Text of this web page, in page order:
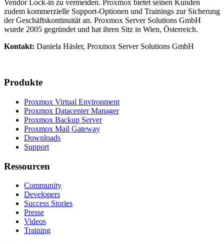
Vendor Lock-in zu vermeiden. Proxmox bietet seinen Kunden
zudem kommerzielle Support-Optionen und Trainings zur Sicherung
der Geschäftskontinuität an. Proxmox Server Solutions GmbH
wurde 2005 gegründet und hat ihren Sitz in Wien, Österreich.
Kontakt: Daniela Häsler, Proxmox Server Solutions GmbH
Produkte
Proxmox Virtual Environment
Proxmox Datacenter Manager
Proxmox Backup Server
Proxmox Mail Gateway
Downloads
Support
Ressourcen
Community
Developers
Success Stories
Presse
Videos
Training